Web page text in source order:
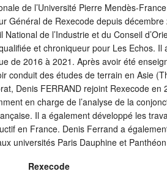
de l’Université Pierre Mendès-
Général de Rexecode depuis
de l’Industrie et du Conseil
et chroniqueur pour Les Echos. Il
de 2016 à 2021. Après avoir été
conduit des études de terrain en Asie
Denis FERRAND rejoint Rexecode en
en charge de l’analyse de la
Il a également développé les
en France. Denis Ferrand a
universités Paris Dauphine et
Rexecode